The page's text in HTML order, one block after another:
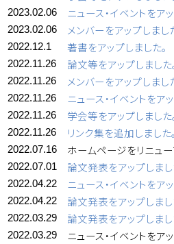
2023.02.06 ニュース・イベントをア
2023.02.06 メンバーをアップしまし
2022.12.1 著書をアップしました。
2022.11.26 論文等をアップしました
2022.11.26 メンバーをアップしまし
2022.11.26 ニュース・イベントをア
2022.11.26 学会等をアップしました
2022.11.26 リンク集を追加しました。
2022.07.16 ホームページをリニュー
2022.07.01 論文発表をアップしま
2022.04.22 ニュース・イベントをア
2022.04.22 論文発表をアップしま
2022.03.29 論文発表をアップしま
2022.03.29 ニュース・イベントをア